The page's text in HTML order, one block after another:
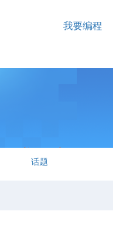
我要编程
话题